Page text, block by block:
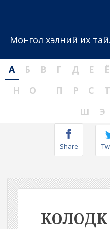
Монгол хэлний их
А Б В Г Д Е Ё
Н
О П Р С Т
Ш
Э
Share
КОЛОДК